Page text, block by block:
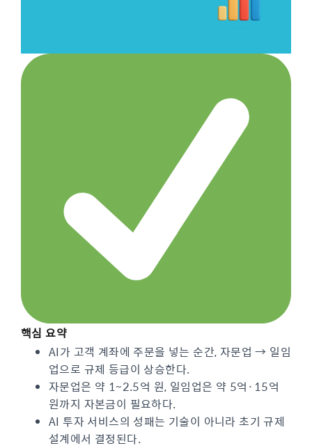
핵심 요약
AI가 고객 계좌에 주문을 넣는 순간, 자문업 → 일임
업으로 규제 등급이 상승한다.
자문업은 약 1~2.5억 원, 일임업은 약 5억·15억
원까지 자본금이 필요하다.
AI 투자 서비스의 성패는 기술이 아니라 초기 규제
설계에서 결정된다.